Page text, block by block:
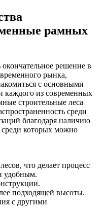
рамных
решение в
рынка,
с основными
каждого из современных
строительные леса
среди
благодаря наличию
среди которых можно
что делает процесс
удобным.
подходящей высоты.
с другими